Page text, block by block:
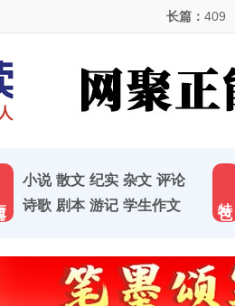
长篇： 409
小说 散文 纪实 杂文 评论
诗歌 剧本 游记 学生作文